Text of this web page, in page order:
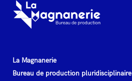
La Magnanerie
Bureau de production pluridisciplinaire